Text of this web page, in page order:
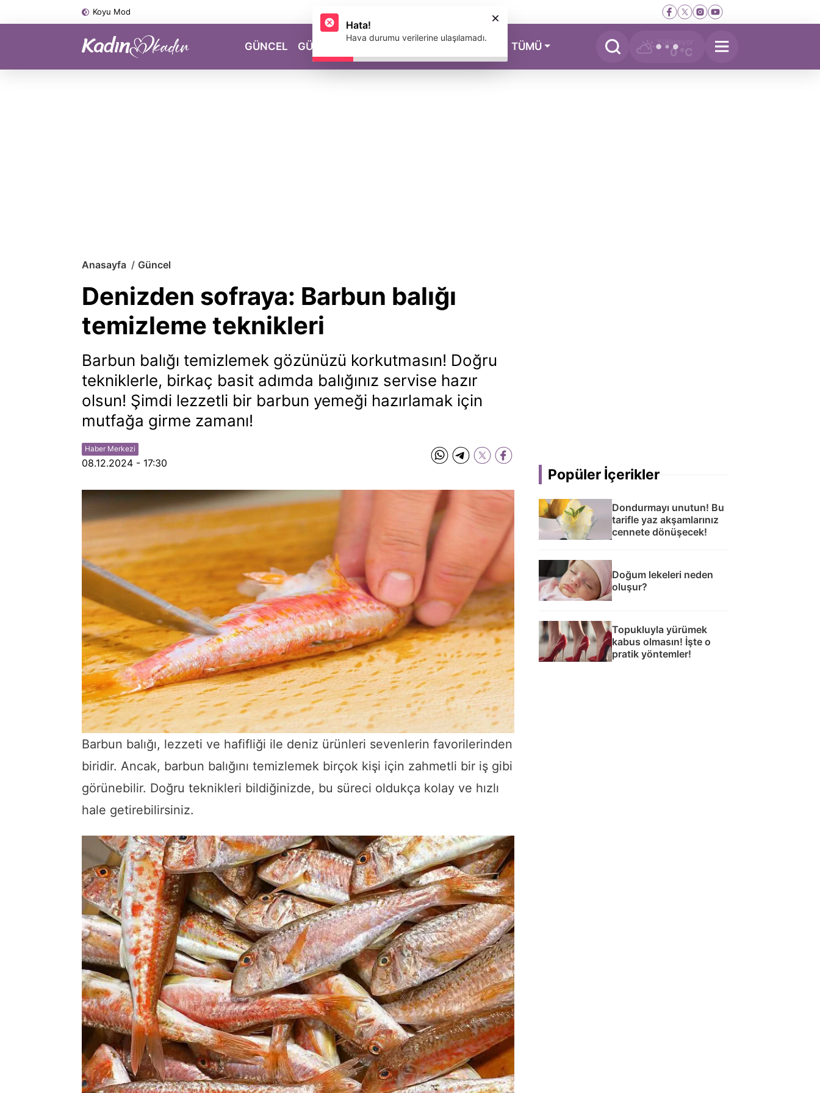
Koyu Mod
GÜNCEL GÜZELLİK MAGAZİN TÜMÜ Yükleniyor
0 °C
Anasayfa Güncel
Denizden sofraya: Barbun balığı
temizleme teknikleri
Barbun balığı temizlemek gözünüzü korkutmasın! Doğru
tekniklerle, birkaç basit adımda balığınız servise hazır
olsun! Şimdi lezzetli bir barbun yemeği hazırlamak için
mutfağa girme zamanı!
Haber Merkezi
08.12.2024 - 17:30
Barbun balığı, lezzeti ve hafifliği ile deniz ürünleri sevenlerin favorilerinden
biridir. Ancak, barbun balığını temizlemek birçok kişi için zahmetli bir iş gibi
görünebilir. Doğru teknikleri bildiğinizde, bu süreci oldukça kolay ve hızlı
hale getirebilirsiniz.
Popüler İçerikler
Dondurmayı unutun! Bu
tarifle yaz akşamlarınız
cennete dönüşecek!
Doğum lekeleri neden
oluşur?
Topukluyla yürümek
kabus olmasın! İşte o
pratik yöntemler!
Hata!
Hava durumu verilerine ulaşılamadı.